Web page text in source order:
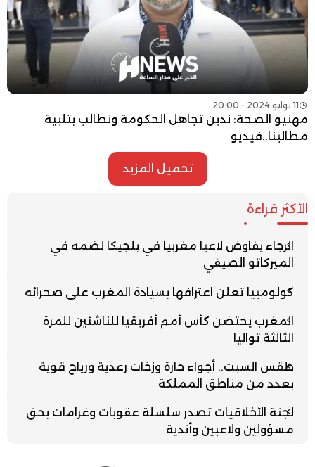
11 يوليو 2024 - 20:00
مهنيو الصحة: ندين تجاهل الحكومة ونطالب بتلبية
مطالبنا..فيديو
تحميل المزيد
الأكثر قراءة
الرجاء يفاوض لاعبا مغربيا في بلجيكا لضمه في
الميركاتو الصيفي
كولومبيا تعلن اعترافها بسيادة المغرب على صحرائه
المغرب يحتضن كأس أمم أفريقيا للناشئين للمرة
الثالثة تواليا
طقس السبت.. أجواء حارة وزخات رعدية ورياح قوية
بعدد من مناطق المملكة
لجنة الأخلاقيات تصدر سلسلة عقوبات وغرامات بحق
مسؤولين ولاعبين وأندية